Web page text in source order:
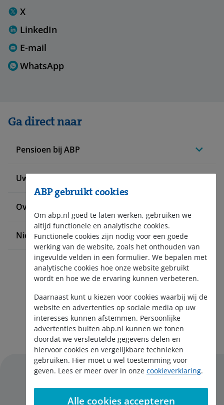
X
LinkedIn
E-mail
WhatsApp
Ga direct naar
Pensioen bij ABP
Uw situatie verandert
Over ABP
Nieuws en pers
Aanmelden nieuwsbrief
ABP gebruikt cookies
Om abp.nl goed te laten werken, gebruiken we
altijd functionele en analytische cookies.
Functionele cookies zijn nodig voor een goede
werking van de website, zoals het onthouden van
ingevulde velden in een formulier. We bepalen met
analytische cookies hoe onze website gebruikt
wordt en hoe we de ervaring kunnen verbeteren.
Daarnaast kunt u kiezen voor cookies waarbij wij de
website en advertenties op sociale media op uw
interesses kunnen afstemmen. Persoonlijke
advertenties buiten abp.nl kunnen we tonen
doordat we versleutelde gegevens delen en
hiervoor cookies en vergelijkbare technieken
gebruiken. Hier moet u wel toestemming voor
geven. Lees er meer over in onze cookieverklaring.
Alle cookies accepteren